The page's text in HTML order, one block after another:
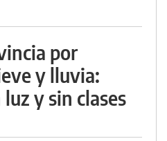
por
y lluvia:
y sin clases